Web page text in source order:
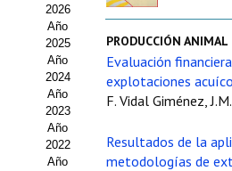
Organigrama
Estatutos
Hacerse socio
Noticias
Galería de Fotos
2026
Año
2025
Año
2024
Año
2023
Año
2022
Año
PRODUCCIÓN ANIMAL
Evaluación
explotaciones
F. Vidal Giménez,
Resultados de la
metodologías de